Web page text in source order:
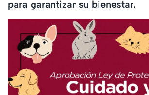
para garantizar su bienestar.